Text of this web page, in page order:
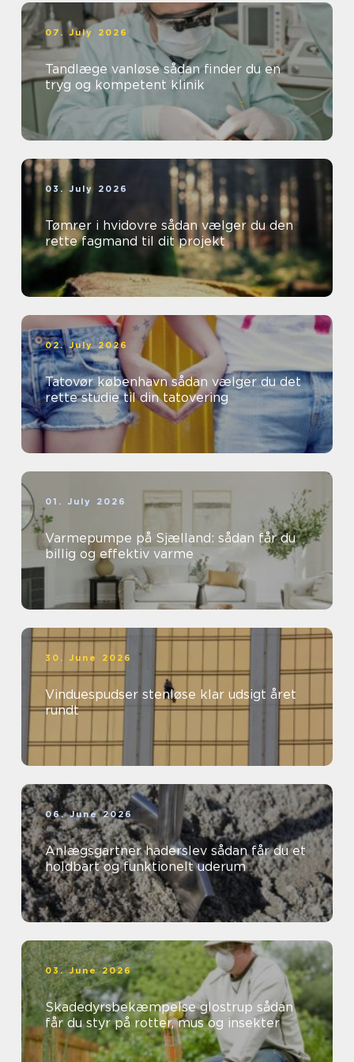
07. July 2026
Tandlæge vanløse sådan finder du en
tryg og kompetent klinik
03. July 2026
Tømrer i hvidovre sådan vælger du den
rette fagmand til dit projekt
02. July 2026
Tatovør københavn sådan vælger du det
rette studie til din tatovering
01. July 2026
Varmepumpe på Sjælland: sådan får du
billig og effektiv varme
30. June 2026
Vinduespudser stenløse klar udsigt året
rundt
06. June 2026
Anlægsgartner haderslev sådan får du et
holdbart og funktionelt uderum
03. June 2026
Skadedyrsbekæmpelse glostrup sådan
får du styr på rotter, mus og insekter